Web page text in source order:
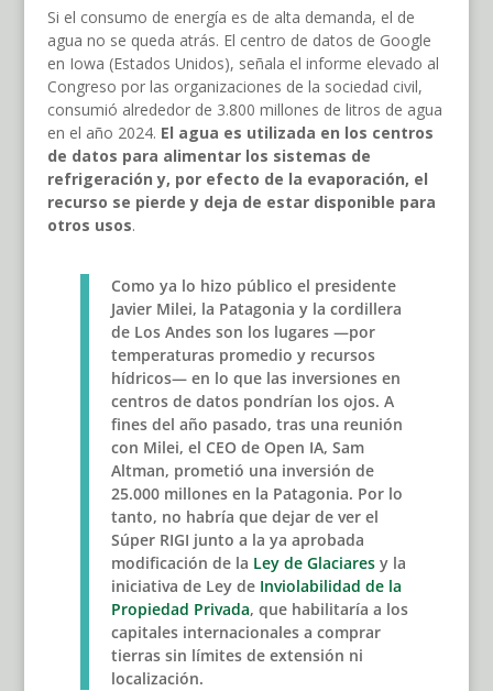
Si el consumo de energía es de alta demanda, el de
agua no se queda atrás. El centro de datos de Google
en Iowa (Estados Unidos), señala el informe elevado al
Congreso por las organizaciones de la sociedad civil,
consumió alrededor de 3.800 millones de litros de agua
en el año 2024. El agua es utilizada en los centros
de datos para alimentar los sistemas de
refrigeración y, por efecto de la evaporación, el
recurso se pierde y deja de estar disponible para
otros usos.
Como ya lo hizo público el presidente
Javier Milei, la Patagonia y la cordillera
de Los Andes son los lugares —por
temperaturas promedio y recursos
hídricos— en lo que las inversiones en
centros de datos pondrían los ojos. A
fines del año pasado, tras una reunión
con Milei, el CEO de Open IA, Sam
Altman, prometió una inversión de
25.000 millones en la Patagonia. Por lo
tanto, no habría que dejar de ver el
Súper RIGI junto a la ya aprobada
modificación de la Ley de Glaciaresy la
iniciativa de Ley de Inviolabilidad de la
Propiedad Privada, que habilitaría a los
capitales internacionales a comprar
tierras sin límites de extensión ni
localización.